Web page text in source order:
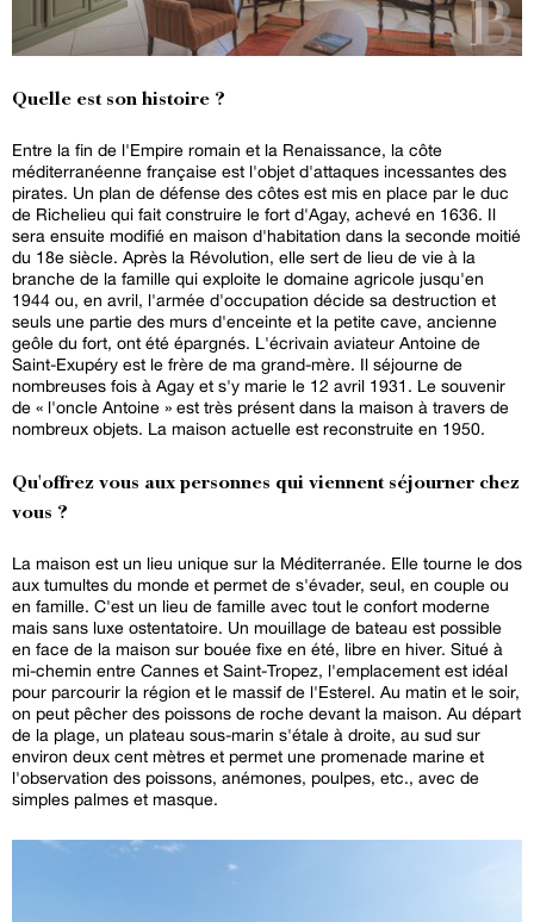
Quelle est son histoire ?
Entre la fin de l'Empire romain et la Renaissance, la côte
méditerranéenne française est l'objet d'attaques incessantes des
pirates. Un plan de défense des côtes est mis en place par le duc
de Richelieu qui fait construire le fort d'Agay, achevé en 1636. Il
sera ensuite modifié en maison d'habitation dans la seconde moitié
du 18e siècle. Après la Révolution, elle sert de lieu de vie à la
branche de la famille qui exploite le domaine agricole jusqu'en
1944 ou, en avril, l'armée d'occupation décide sa destruction et
seuls une partie des murs d'enceinte et la petite cave, ancienne
geôle du fort, ont été épargnés. L'écrivain aviateur Antoine de
Saint-Exupéry est le frère de ma grand-mère. Il séjourne de
nombreuses fois à Agay et s'y marie le 12 avril 1931. Le souvenir
de « l'oncle Antoine » est très présent dans la maison à travers de
nombreux objets. La maison actuelle est reconstruite en 1950.
Qu'offrez vous aux personnes qui viennent séjourner chez
vous ?
La maison est un lieu unique sur la Méditerranée. Elle tourne le dos
aux tumultes du monde et permet de s'évader, seul, en couple ou
en famille. C'est un lieu de famille avec tout le confort moderne
mais sans luxe ostentatoire. Un mouillage de bateau est possible
en face de la maison sur bouée fixe en été, libre en hiver. Situé à
mi-chemin entre Cannes et Saint-Tropez, l'emplacement est idéal
pour parcourir la région et le massif de l'Esterel. Au matin et le soir,
on peut pêcher des poissons de roche devant la maison. Au départ
de la plage, un plateau sous-marin s'étale à droite, au sud sur
environ deux cent mètres et permet une promenade marine et
l'observation des poissons, anémones, poulpes, etc., avec de
simples palmes et masque.